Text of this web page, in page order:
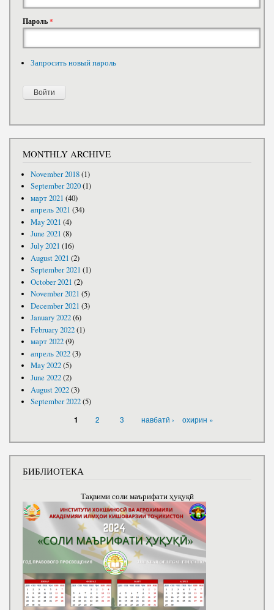
Пароль*
Запросить новый пароль
MONTHLY ARCHIVE
November 2018(1)
September 2020(1)
март 2021 (40)
апрель 2021 (34)
May 2021 (4)
June 2021 (8)
July 2021 (16)
August 2021 (2)
September 2021 (1)
October 2021 (2)
November 2021 (5)
December 2021 (3)
January 2022(6)
February 2022(1)
март 2022(9)
апрель 2022(3)
May 2022(5)
June 2022(2)
August 2022(3)
September 2022(5)
1 2 3 навбатӣ › охирин »
БИБЛИОТЕКА
Тақвими соли маърифати ҳуқуқӣ